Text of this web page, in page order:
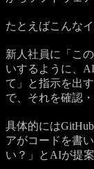
たとえばこんな
新人社員に「こ
いするように、
て」と指示を出
で、それを確認
具体的には
アがコードを書
い？」とAIが提